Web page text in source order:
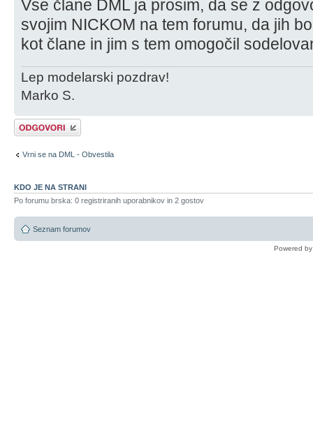
Vse člane DML ja prosim, da se z
svojim NICKOM na tem forumu, da jih
kot člane in jim s tem omogočil
Lep modelarski pozdrav!
Marko S.
Napiši odgovor
Vrni se na DML - Obvestila
KDO JE NA STRANI
Po forumu brska: 0 registriranih uporabnikov in 2 gostov
Seznam forumov
Powered